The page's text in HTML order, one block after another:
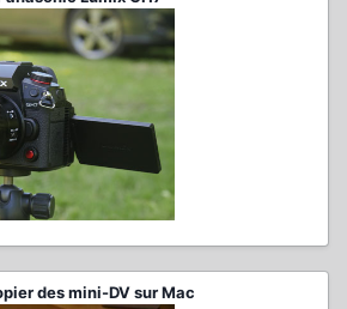
des mini-DV sur Mac